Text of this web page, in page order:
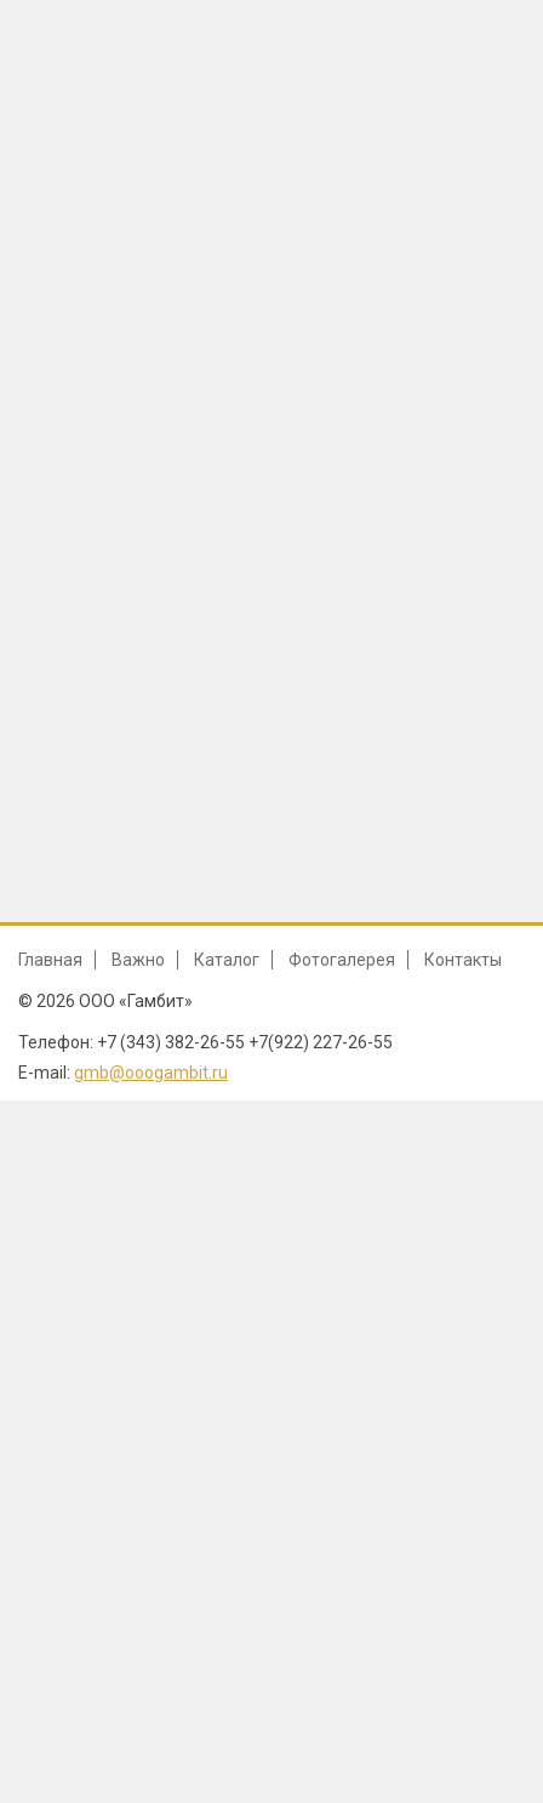
Главная Важно Каталог Фотогалерея Контакты
© 2026 ООО «Гамбит»
Телефон: +7 (343) 382-26-55 +7(922) 227-26-55
E-mail: gmb@ooogambit.ru